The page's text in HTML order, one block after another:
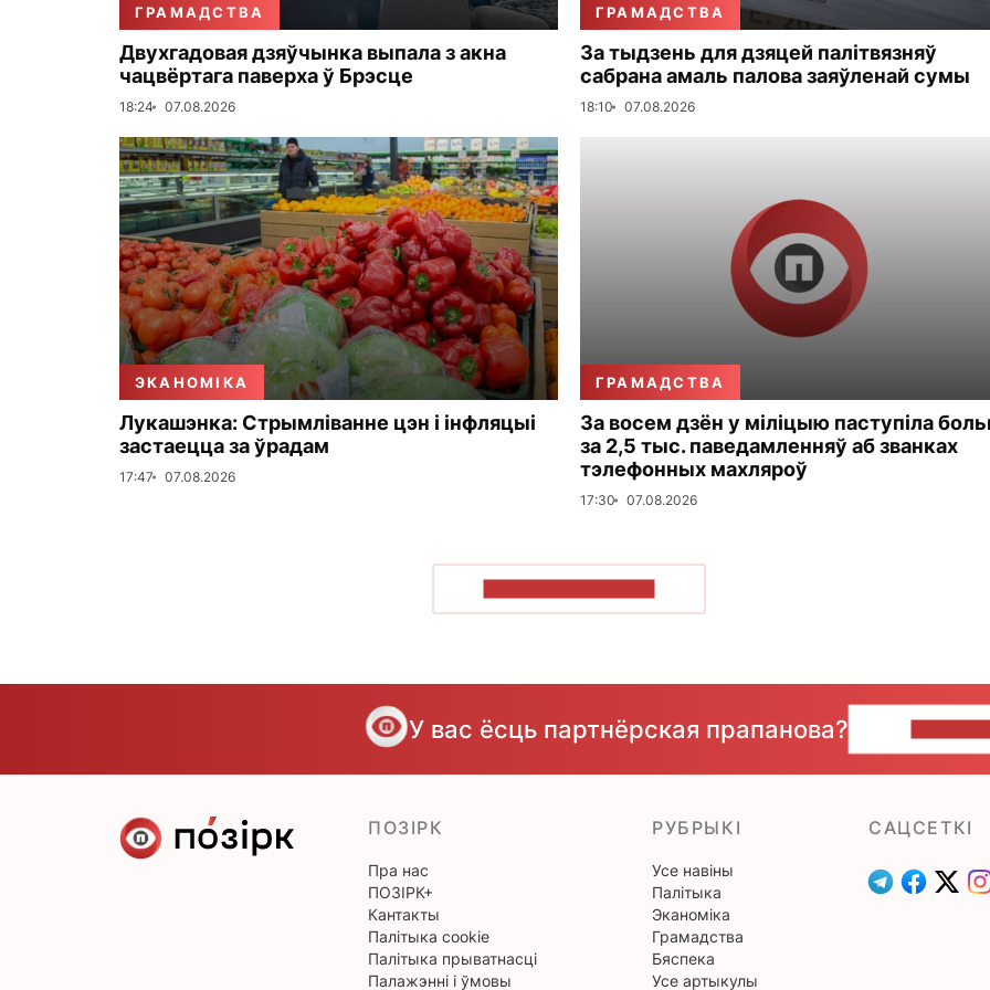
ГРАМАДСТВА
Двухгадовая дзяўчынка выпала з акна
чацвёртага паверха ў Брэсце
18:24 07.08.2026
ГРАМАДСТВА
За тыдзень для дзяцей палітвязняў
сабрана амаль палова заяўленай сумы
18:10 07.08.2026
ЭКАНОМІКА
Лукашэнка: Стрымліванне цэн і інфляцыі
застаецца за ўрадам
17:47 07.08.2026
ГРАМАДСТВА
За восем дзён у міліцыю паступіла
за 2,5 тыс. паведамленняў аб званках
тэлефонных махляроў
17:30 07.08.2026
У вас ёсць партнёрская прапанова?
ПОЗІРК
Пра нас
ПОЗІРК+
Кантакты
Палітыка cookie
Палітыка прыватнасці
Палажэнні і ўмовы
РУБРЫКІ
Усе навіны
Палітыка
Эканоміка
Грамадства
Бяспека
Усе артыкулы
САЦСЕТКІ